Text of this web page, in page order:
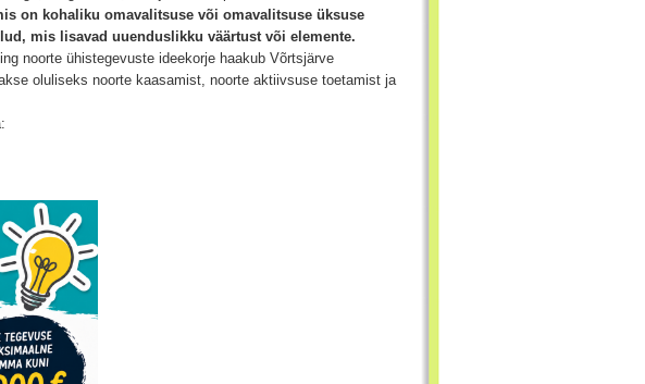
on kohaliku omavalitsuse või omavalitsuse üksuse
mis lisavad uuenduslikku väärtust või elemente.
noorte ühistegevuste ideekorje haakub Võrtsjärve
oluliseks noorte kaasamist, noorte aktiivsuse toetamist ja